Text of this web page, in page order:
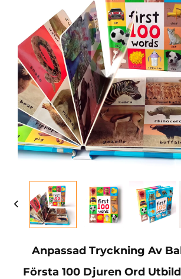
Anpassad Tryckning Av
Första 100 Djuren Ord